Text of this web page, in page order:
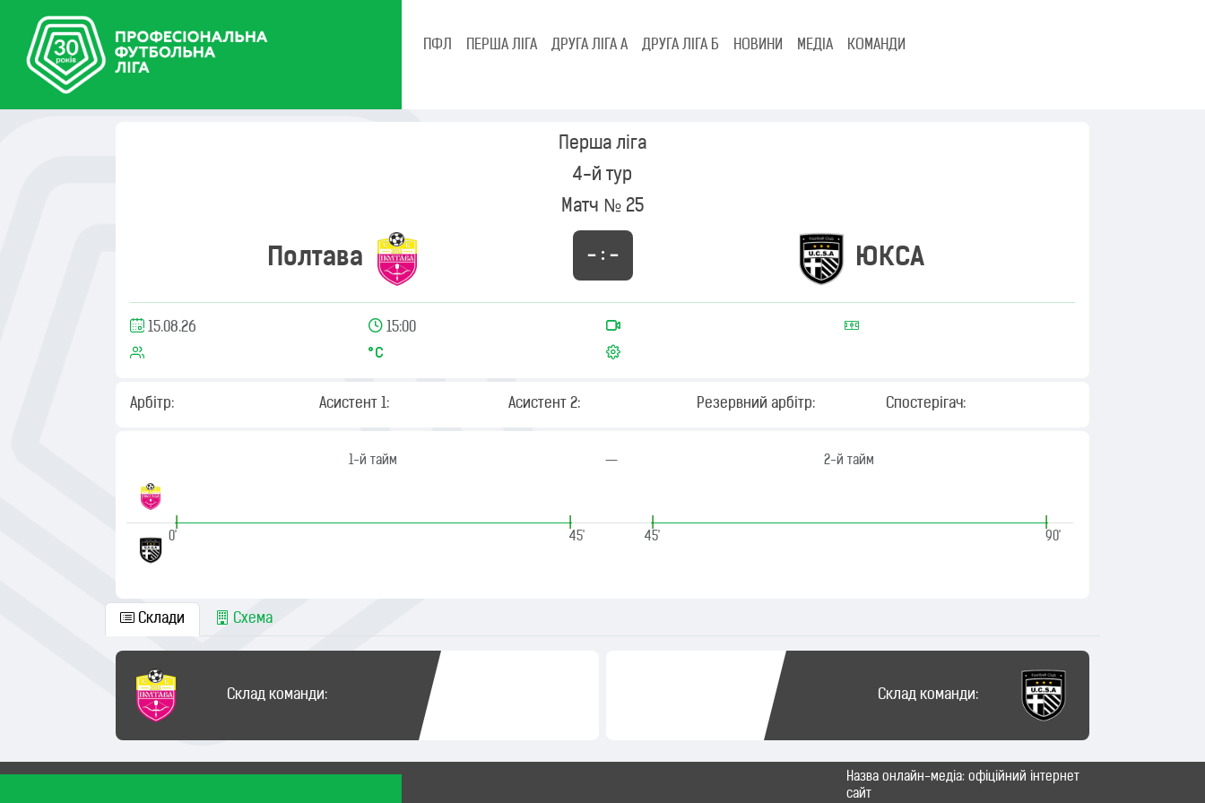
ПФЛ ПЕРША ЛІГА ДРУГА ЛІГА А ДРУГА ЛІГА Б НОВИНИ МЕДІА КОМАНДИ
Перша ліга
4-й тур
Матч № 25
Полтава – : – ЮКСА
15.08.26 15:00
Арбітр: Асистент 1: Асистент 2: Резервний арбітр: Спостерігач:
1-й тайм
|
0'
|
45'
— 2-й тайм
|
45'
|
90'
Склади Схема
Склад команди: Склад команди:
Назва онлайн-медіа: офіційний інтернет
сайт